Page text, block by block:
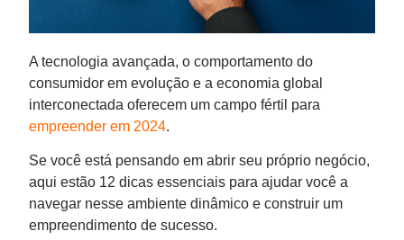
A tecnologia avançada, o comportamento do
consumidor em evolução e a economia global
interconectada oferecem um campo fértil para
empreender em 2024.
Se você está pensando em abrir seu próprio negócio,
aqui estão 12 dicas essenciais para ajudar você a
navegar nesse ambiente dinâmico e construir um
empreendimento de sucesso.